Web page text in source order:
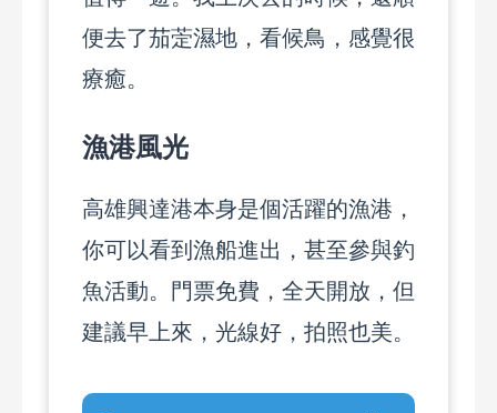
便去了茄萣濕地，看候鳥，感覺很
療癒。
漁港風光
高雄興達港本身是個活躍的漁港，
你可以看到漁船進出，甚至參與釣
魚活動。門票免費，全天開放，但
建議早上來，光線好，拍照也美。